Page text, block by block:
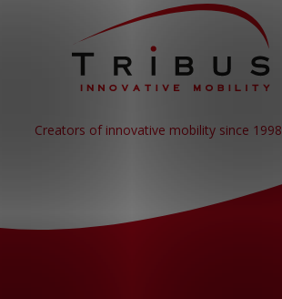
Creators of innovative mobility since 1998